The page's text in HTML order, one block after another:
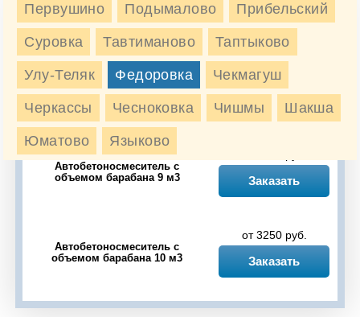
Первушино Подымалово Прибельский
Суровка Тавтиманово Таптыково
Улу-Теляк Федоровка Чекмагуш
Черкассы Чесноковка Чишмы Шакша
Юматово Языково
Стоимость доставки бетона
в Федоровке, руб
Автобетоносмеситель с
объемом барабана 6 м3
от 1950 руб.
Заказать
Автобетоносмеситель с
объемом барабана 9 м3
Заказать
Автобетоносмеситель с
объемом барабана 10 м3
от 3250 руб.
Заказать